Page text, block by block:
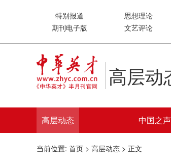
特别报道 思想理论
期刊电子版
文艺评论
高层动
高层动态 中国之声
当前位置: 首页 > 高层动态 > 正文